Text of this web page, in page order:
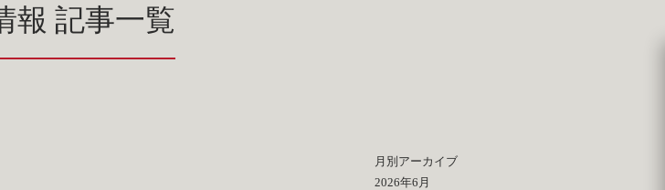
報 記事一覧
月別アーカイブ
2026年6月